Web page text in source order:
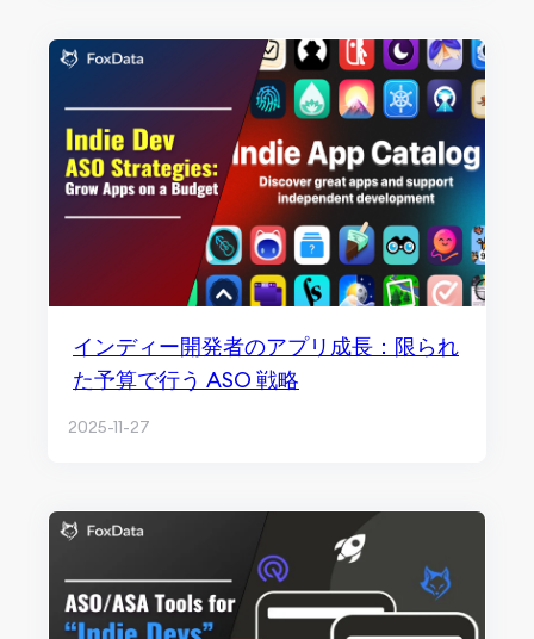
インディー開発者のアプリ成長：限られ
た予算で行う ASO 戦略
2025-11-27